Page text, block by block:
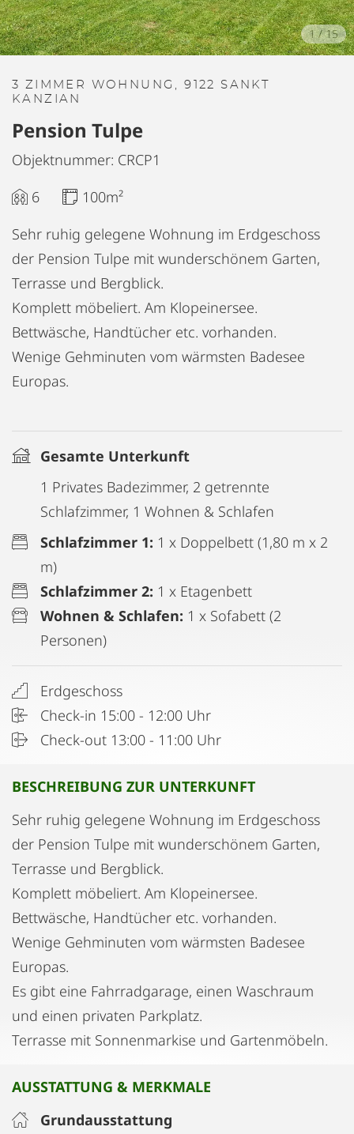
1/15
3 ZIMMER WOHNUNG, 9122 SANKT
KANZIAN
Pension Tulpe
Objektnummer: CRCP1
6
100m²
Sehr ruhig gelegene Wohnung im Erdgeschoss
der Pension Tulpe mit wunderschönem Garten,
Terrasse und Bergblick.
Komplett möbeliert. Am Klopeinersee.
Bettwäsche, Handtücher etc. vorhanden.
Wenige Gehminuten vom wärmsten Badesee
Europas.
Gesamte Unterkunft
1 Privates Badezimmer, 2 getrennte
Schlafzimmer, 1 Wohnen & Schlafen
Schlafzimmer 1: 1 x Doppelbett (1,80 m x 2
m)
Schlafzimmer 2: 1 x Etagenbett
Wohnen & Schlafen: 1 x Sofabett (2
Personen)
Erdgeschoss
Check-in 15:00 - 12:00 Uhr
Check-out 13:00 - 11:00 Uhr
BESCHREIBUNG ZUR UNTERKUNFT
Sehr ruhig gelegene Wohnung im Erdgeschoss
der Pension Tulpe mit wunderschönem Garten,
Terrasse und Bergblick.
Komplett möbeliert. Am Klopeinersee.
Bettwäsche, Handtücher etc. vorhanden.
Wenige Gehminuten vom wärmsten Badesee
Europas.
Es gibt eine Fahrradgarage, einen Waschraum
und einen privaten Parkplatz.
Terrasse mit Sonnenmarkise und Gartenmöbeln.
AUSSTATTUNG & MERKMALE
Grundausstattung